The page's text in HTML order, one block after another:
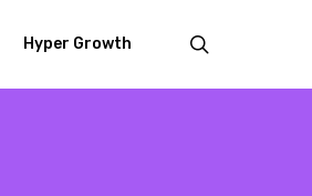
Hyper Growth